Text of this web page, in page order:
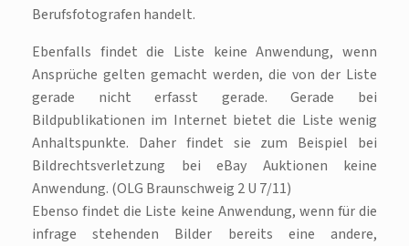
Berufsfotografen handelt.
Ebenfalls findet die Liste keine Anwendung, wenn
Ansprüche gelten gemacht werden, die von der Liste
gerade nicht erfasst gerade. Gerade bei
Bildpublikationen im Internet bietet die Liste wenig
Anhaltspunkte. Daher findet sie zum Beispiel bei
Bildrechtsverletzung bei eBay Auktionen keine
Anwendung. (OLG Braunschweig 2 U 7/11)
Ebenso findet die Liste keine Anwendung, wenn für die
infrage stehenden Bilder bereits eine andere,